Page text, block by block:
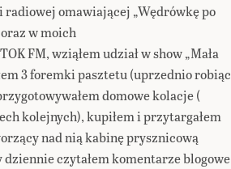
omawiającej „Wędrówkę po
w moich
FM, wziąłem udział w show „Mała
3 foremki pasztetu (uprzednio robiąc
domowe kolacje (
kolejnych), kupiłem i przytargałem
nad nią kabinę prysznicową
czytałem komentarze blogowe